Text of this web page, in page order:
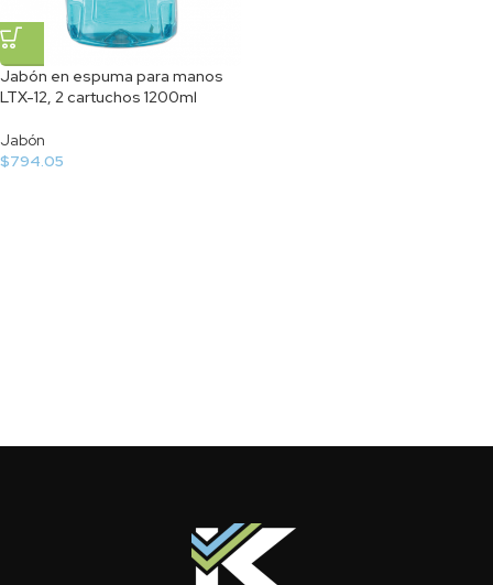
Jabón en espuma para manos
LTX-12, 2 cartuchos 1200ml
Jabón
$794.05